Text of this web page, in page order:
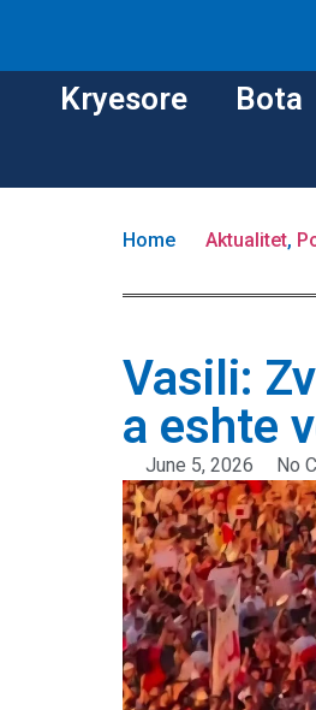
Kryesore Bota
Home Aktualitet,
Vasili:
a eshte
June 5, 2026 No